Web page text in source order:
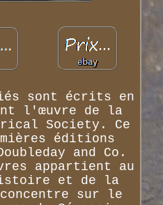
sont écrits en
l'œuvre de la
Society. Ce
éditions
and Co.
appartient au
et de la
sur le